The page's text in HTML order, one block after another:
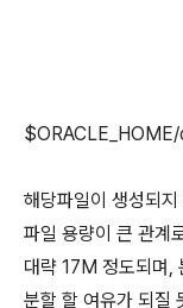
해당파일이 생성되
파일 용량이 큰 관계
대략 17M 정도되며,
분할 할 여유가 되질